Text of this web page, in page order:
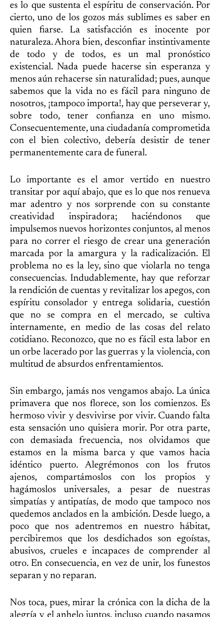
es lo que sustenta el espíritu de conservación. Por
cierto, uno de los gozos más sublimes es saber en
quien fiarse. La satisfacción es inocente por
naturaleza. Ahora bien, desconfiar instintivamente
de todo y de todos, es un mal pronóstico
existencial. Nada puede hacerse sin esperanza y
menos aún rehacerse sin naturalidad; pues, aunque
sabemos que la vida no es fácil para ninguno de
nosotros, ¡tampoco importa!, hay que perseverar y,
sobre todo, tener confianza en uno mismo.
Consecuentemente, una ciudadanía comprometida
con el bien colectivo, debería desistir de tener
permanentemente cara de funeral.
Lo importante es el amor vertido en nuestro
transitar por aquí abajo, que es lo que nos renueva
mar adentro y nos sorprende con su constante
creatividad inspiradora; haciéndonos que
impulsemos nuevos horizontes conjuntos, al menos
para no correr el riesgo de crear una generación
marcada por la amargura y la radicalización. El
problema no es la ley, sino que violarla no tenga
consecuencias. Indudablemente, hay que reforzar
la rendición de cuentas y revitalizar los apegos, con
espíritu consolador y entrega solidaria, cuestión
que no se compra en el mercado, se cultiva
internamente, en medio de las cosas del relato
cotidiano. Reconozco, que no es fácil esta labor en
un orbe lacerado por las guerras y la violencia, con
multitud de absurdos enfrentamientos.
Sin embargo, jamás nos vengamos abajo. La única
primavera que nos florece, son los comienzos. Es
hermoso vivir y desvivirse por vivir. Cuando falta
esta sensación uno quisiera morir. Por otra parte,
con demasiada frecuencia, nos olvidamos que
estamos en la misma barca y que vamos hacia
idéntico puerto. Alegrémonos con los frutos
ajenos, compartámoslos con los propios y
hagámoslos universales, a pesar de nuestras
simpatías y antipatías, de modo que tampoco nos
quedemos anclados en la ambición. Desde luego, a
poco que nos adentremos en nuestro hábitat,
percibiremos que los desdichados son egoístas,
abusivos, crueles e incapaces de comprender al
otro. En consecuencia, en vez de unir, los funestos
separan y no reparan.
Nos toca, pues, mirar la crónica con la dicha de la
alegría y el anhelo juntos, incluso cuando pasamos